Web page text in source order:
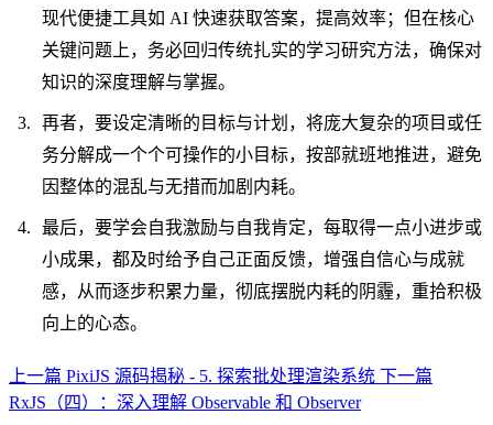
现代便捷工具如 AI 快速获取答案，提高效率；但在核心
关键问题上，务必回归传统扎实的学习研究方法，确保对
知识的深度理解与掌握。
再者，要设定清晰的目标与计划，将庞大复杂的项目或任
务分解成一个个可操作的小目标，按部就班地推进，避免
因整体的混乱与无措而加剧内耗。
最后，要学会自我激励与自我肯定，每取得一点小进步或
小成果，都及时给予自己正面反馈，增强自信心与成就
感，从而逐步积累力量，彻底摆脱内耗的阴霾，重拾积极
向上的心态。
上一篇 PixiJS 源码揭秘 - 5. 探索批处理渲染系统 下一篇
RxJS（四）：深入理解 Observable 和 Observer